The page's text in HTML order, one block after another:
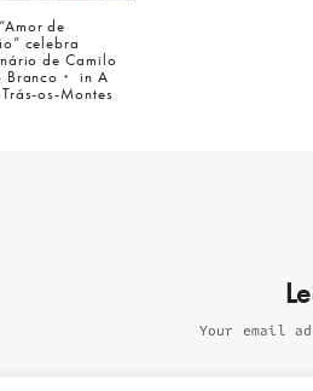
de
celebra
de Camilo
Branco・ in A
os-Montes
Your email